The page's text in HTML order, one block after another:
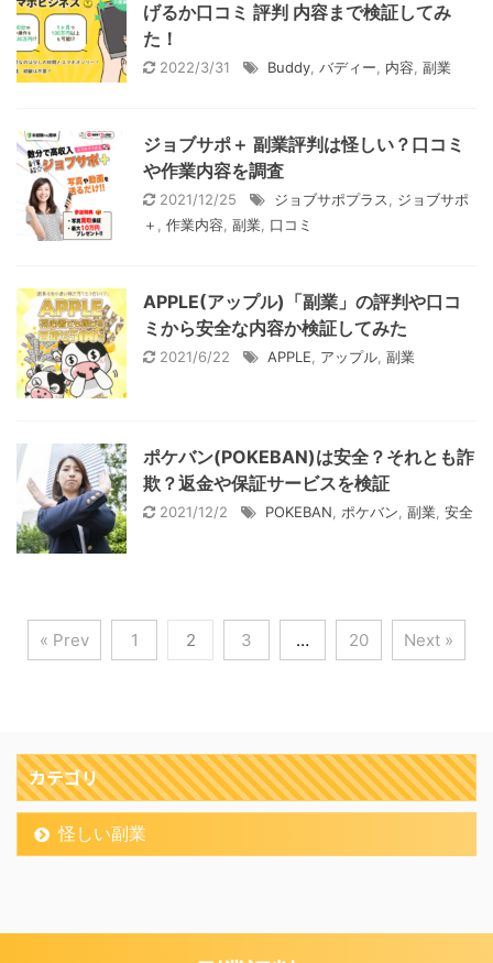
げるか口コミ 評判 内容まで検証してみ
た！
2022/3/31 Buddy バディー 内容 副業
ジョブサポ＋ 副業評判は怪しい？口コミ
や作業内容を調査
2021/12/25 ジョブサポプラス
ジョブサポ
＋
作業内容 副業 口コミ
APPLE(アップル)「副業」の評判や口コ
ミから安全な内容か検証してみた
2021/6/22 APPLE アップル 副業
ポケバン(POKEBAN)は安全？それとも詐
欺？返金や保証サービスを検証
2021/12/2 POKEBAN ポケバン 副業 安全
« Prev 1 2 3 … 20 Next »
カテゴリ
怪しい副業